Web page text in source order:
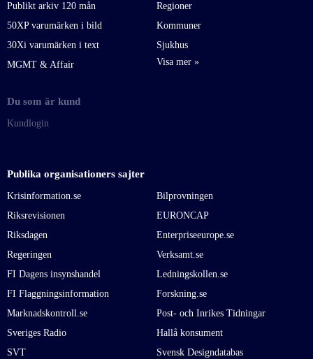
Publikt arkiv 120 mån
50XP varumärken i bild
30Xi varumärken i text
MGMT & Affair
Regioner
Kommuner
Sjukhus
Du som är kund
Kundlogin
Publika organisationers sajter
Krisinformation.se
Riksrevisionen
Riksdagen
Regeringen
FI Dagens insynshandel
FI Flaggningsinformation
Marknadskontroll.se
Sveriges Radio
SVT
Bilprovningen
EURONCAP
Enterpriseeurope.se
Verksamt.se
Ledningskollen.se
Forskning.se
Post- och Inrikes Tidningar
Hallå konsument
Svensk Designdatabas